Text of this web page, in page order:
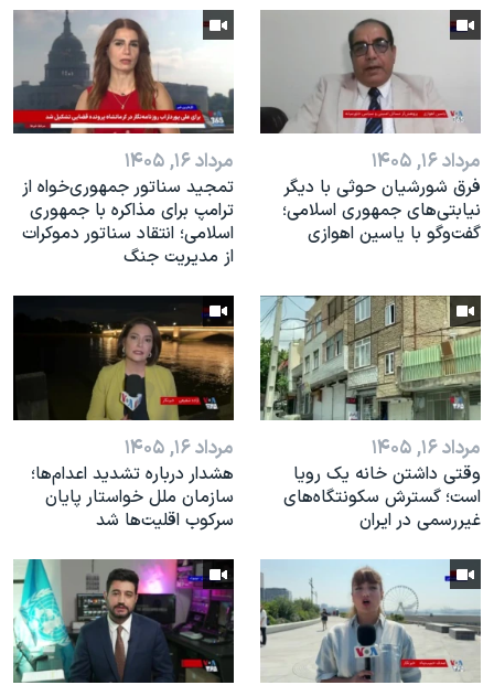
نرگس محمدی برنده جایزه نوبل صلح
همایش محافظه‌کاران آمریکا «سی‌پک»
صفحه‌های ویژه
سفر پرزیدنت ترامپ به چینمرداد ۱۶, ۱۴۰۵
فرق شورشیان حوثی با دیگر
نیابتی‌های جمهوری اسلامی؛
گفت‌وگو با یاسین اهوازی
مرداد ۱۶, ۱۴۰۵
تمجید سناتور جمهوری‌خواه از
ترامپ برای مذاکره با جمهوری
اسلامی؛ انتقاد سناتور دموکرات
از مدیریت جنگ
مرداد ۱۶, ۱۴۰۵
وقتی داشتن خانه یک رویا
است؛ گسترش سکونتگاه‌های
غیررسمی در ایران
مرداد ۱۶, ۱۴۰۵
هشدار درباره تشدید اعدام‌ها؛
سازمان ملل خواستار پایان
سرکوب اقلیت‌ها شد